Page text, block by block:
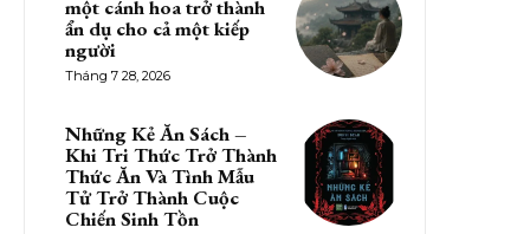
một cánh hoa trở thành
ẩn dụ cho cả một kiếp
người
Tháng 7 28, 2026
Những Kẻ Ăn Sách –
Khi Tri Thức Trở Thành
Thức Ăn Và Tình Mẫu
Tử Trở Thành Cuộc
Chiến Sinh Tồn